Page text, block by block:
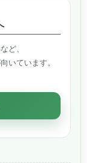
ど、
いています。